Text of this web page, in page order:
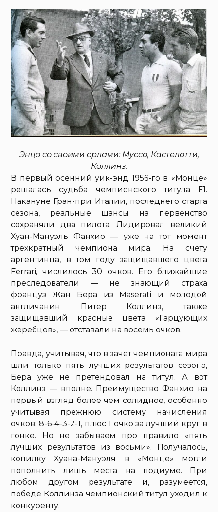
Энцо со своими орлами: Муссо, Кастелотти,
Коллинз.
В первый осенний уик-энд 1956-го в «Монце»
решалась судьба чемпионского титула F1.
Накануне Гран-при Италии, последнего старта
сезона, реальные шансы на первенство
сохраняли два пилота. Лидировал великий
Хуан-Мануэль Фанхио — уже на тот момент
трехкратный чемпиона мира. На счету
аргентинца, в том году защищавшего цвета
Ferrari, числилось 30 очков. Его ближайшие
преследователи — не знающий страха
француз Жан Бера из Maserati и молодой
англичанин Питер Коллинз, также
защищавший красные цвета «Гарцующих
жеребцов», — отставали на восемь очков.
Правда, учитывая, что в зачет чемпионата мира
шли только пять лучших результатов сезона,
Бера уже не претендовал на титул. А вот
Коллинз — вполне. Преимущество Фанхио на
первый взгляд более чем солидное, особенно
учитывая прежнюю систему начисления
очков: 8-6-4-3-2-1, плюс 1 очко за лучший круг в
гонке. Но не забываем про правило «пять
лучших результатов из восьми». Получалось,
копилку Хуана-Мануэля в «Монце» могли
пополнить лишь места на подиуме. При
любом другом результате и, разумеется,
победе Коллинза чемпионский титул уходил к
конкуренту.